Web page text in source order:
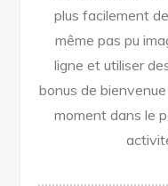
plus facilement
même pas pu
ligne et utiliser
bonus de
moment dans le